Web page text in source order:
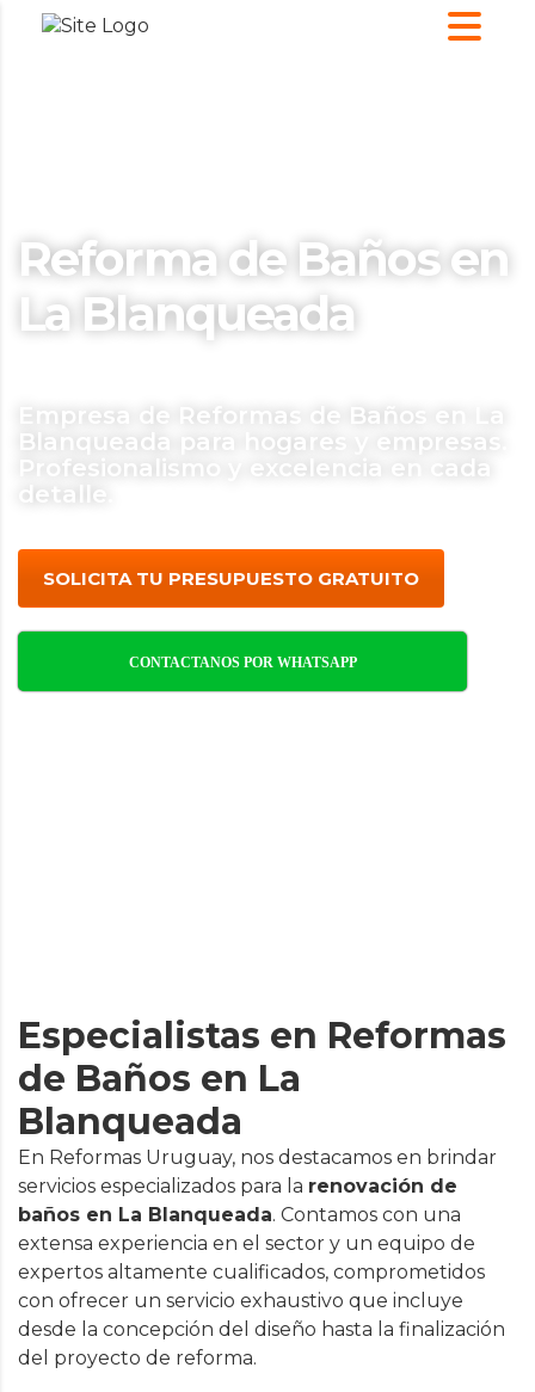
Reforma de Baños en
La Blanqueada
Empresa de Reformas de Baños en La
Blanqueada para hogares y empresas.
Profesionalismo y excelencia en cada
detalle.
SOLICITA TU PRESUPUESTO GRATUITO
CONTACTANOS POR WHATSAPP
Especialistas en Reformas
de Baños en La
Blanqueada
En Reformas Uruguay, nos destacamos en brindar
servicios especializados para la renovación de
baños en La Blanqueada. Contamos con una
extensa experiencia en el sector y un equipo de
expertos altamente cualificados, comprometidos
con ofrecer un servicio exhaustivo que incluye
desde la concepción del diseño hasta la finalización
del proyecto de reforma.